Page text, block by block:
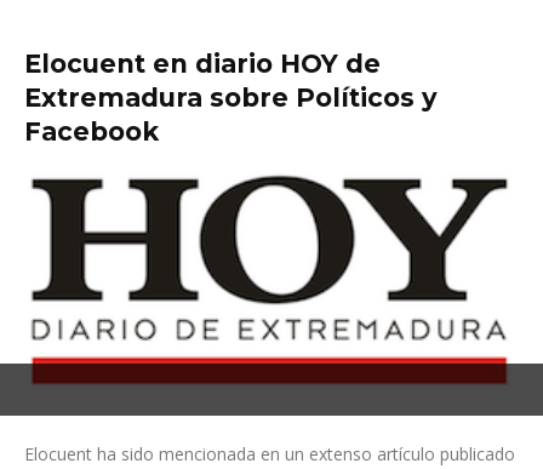
Elocuent en diario HOY de
Extremadura sobre Políticos y
Facebook
Elocuent ha sido mencionada en un extenso artículo publicado